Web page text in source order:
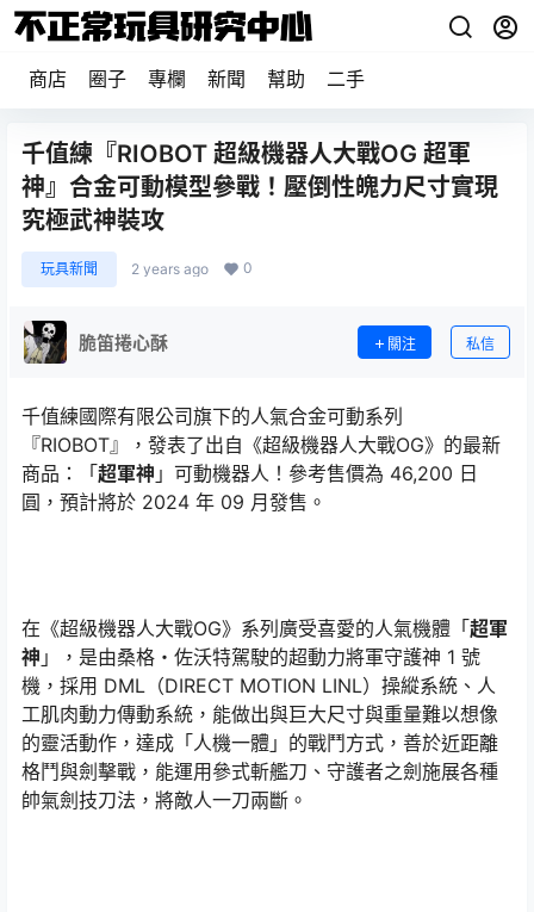
商店 圈子 專欄 新聞 幫助 二手
千值練『RIOBOT 超級機器人大戰OG 超軍
神』合金可動模型參戰！壓倒性魄力尺寸實現
究極武神裝攻
玩具新聞 2 years ago 0
脆笛捲心酥 關注 私信
千值練國際有限公司旗下的人氣合金可動系列
『RIOBOT』，發表了出自《超級機器人大戰OG》的最新
商品：「超軍神 」可動機器人！參考售價為 46,200 日
圓，預計將於 2024 年 09 月發售。
在《超級機器人大戰OG》系列廣受喜愛的人氣機體「超軍
神 」，是由桑格・佐沃特駕駛的超動力將軍守護神 1 號
機，採用 DML（DIRECT MOTION LINL）操縱系統、人
工肌肉動力傳動系統，能做出與巨大尺寸與重量難以想像
的靈活動作，達成「人機一體」的戰鬥方式，善於近距離
格鬥與劍擊戰，能運用參式斬艦刀、守護者之劍施展各種
帥氣劍技刀法，將敵人一刀兩斷。